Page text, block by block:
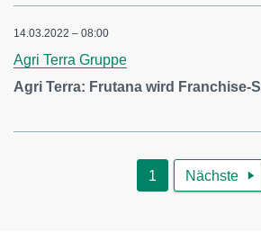
14.03.2022 – 08:00
Agri Terra Gruppe
Agri Terra: Frutana wird Franchise-
1 Nächste 